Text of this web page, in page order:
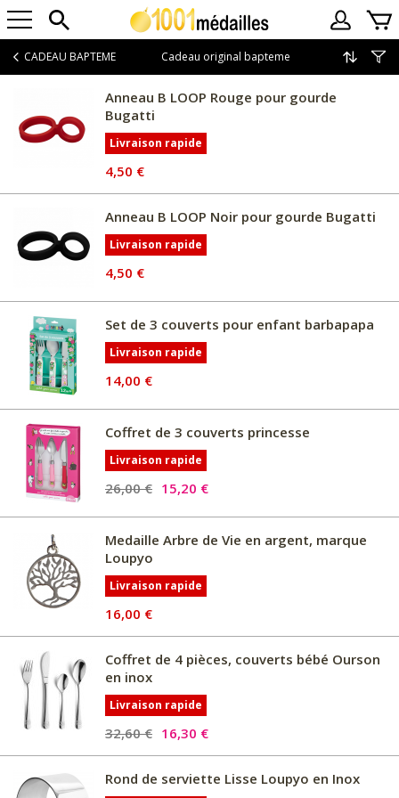
CADEAU BAPTEME Cadeau original bapteme
Anneau B LOOP Rouge pour gourde
Bugatti
Livraison rapide
4,50 €
Anneau B LOOP Noir pour gourde Bugatti
Livraison rapide
4,50 €
Set de 3 couverts pour enfant barbapapa
Livraison rapide
14,00 €
Coffret de 3 couverts princesse
Livraison rapide
26,00 € 15,20 €
Medaille Arbre de Vie en argent, marque
Loupyo
Livraison rapide
16,00 €
Coffret de 4 pièces, couverts bébé Ourson
en inox
Livraison rapide
32,60 € 16,30 €
Rond de serviette Lisse Loupyo en Inox